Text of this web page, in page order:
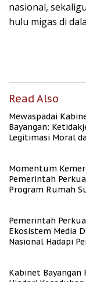
nasional,
hulu migas di
Read Also
Mewaspadai
Bayangan:
Legitimasi Moral
Momentum
Pemerintah
Program Rumah
Pemerintah
Ekosistem Media
Nasional Hadapi
Kabinet Bayangan